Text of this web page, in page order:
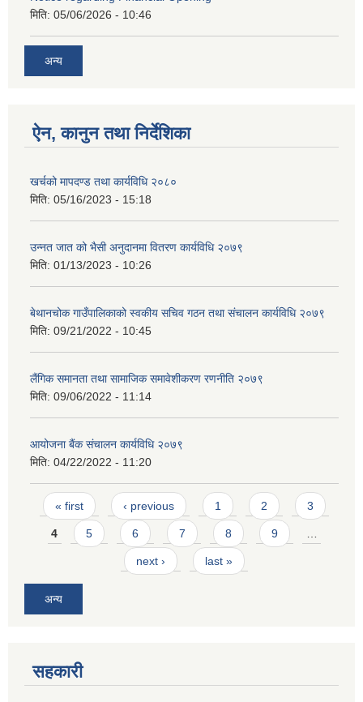
मिति: 05/06/2026 - 10:46
अन्य
ऐन, कानुन तथा निर्देशिका
खर्चको मापदण्ड तथा कार्यविधि २०८०
मिति: 05/16/2023 - 15:18
उन्नत जात को भैसी अनुदानमा वितरण कार्यविधि २०७९
मिति: 01/13/2023 - 10:26
बेथानचोक गाउँपालिकाको स्वकीय सचिव गठन तथा संचालन कार्यविधि २०७९
मिति: 09/21/2022 - 10:45
लैंगिक समानता तथा सामाजिक समावेशीकरण रणनीति २०७९
मिति: 09/06/2022 - 11:14
आयोजना बैंक संचालन कार्यविधि २०७९
मिति: 04/22/2022 - 11:20
Pages
« first ‹ previous 1 2 3
4 5 6 7 8 9 …
next › last »
अन्य
सहकारी